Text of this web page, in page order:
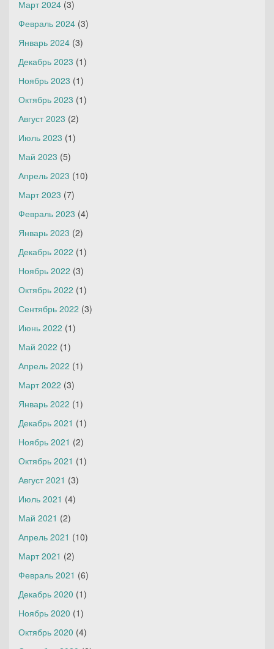
Март 2024 (3)
Февраль 2024 (3)
Январь 2024 (3)
Декабрь 2023 (1)
Ноябрь 2023 (1)
Октябрь 2023 (1)
Август 2023 (2)
Июль 2023 (1)
Май 2023 (5)
Апрель 2023 (10)
Март 2023 (7)
Февраль 2023 (4)
Январь 2023 (2)
Декабрь 2022 (1)
Ноябрь 2022 (3)
Октябрь 2022 (1)
Сентябрь 2022 (3)
Июнь 2022 (1)
Май 2022 (1)
Апрель 2022 (1)
Март 2022 (3)
Январь 2022 (1)
Декабрь 2021 (1)
Ноябрь 2021 (2)
Октябрь 2021 (1)
Август 2021 (3)
Июль 2021 (4)
Май 2021 (2)
Апрель 2021 (10)
Март 2021 (2)
Февраль 2021 (6)
Декабрь 2020 (1)
Ноябрь 2020 (1)
Октябрь 2020 (4)